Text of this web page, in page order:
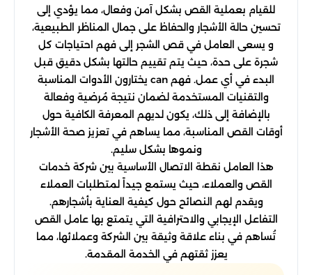
للقيام بعملية القص بشكل آمن وفعال، مما يؤدي إلى
تحسين حالة الأشجار والحفاظ على جمال المناظر الطبيعية،
و يسعى العامل في قص الشجر إلى فهم احتياجات كل
شجرة على حدة، حيث يتم تقييم حالتها بشكل دقيق قبل
البدء في أي عمل. فهم can يختارون الأدوات المناسبة
والتقنيات المستخدمة لضمان نتيجة مُرضية وفعالة
بالإضافة إلى ذلك، يكون لديهم المعرفة الكافية حول
أوقات القص المناسبة، مما يساهم في تعزيز صحة الأشجار
ونموها بشكل سليم.
هذا العامل نقطة الاتصال الأساسية بين شركة خدمات
القص والعملاء، حيث يستمع جيداً لمتطلبات العملاء
ويقدم لهم النصائح حول كيفية العناية بأشجارهم.
التفاعل الإيجابي والاحترافية التي يتمتع بها عامل القص
تُساهم في بناء علاقة وثيقة بين الشركة وعملائها، مما
يعزز ثقتهم في الخدمة المقدمة.